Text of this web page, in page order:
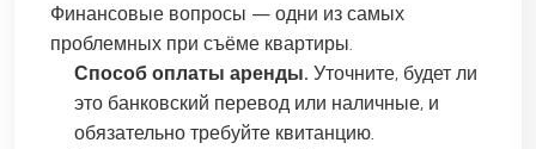
Финансовые вопросы — одни из самых
проблемных при съёме квартиры.
Способ оплаты аренды. Уточните, будет ли
это банковский перевод или наличные, и
обязательно требуйте квитанцию.